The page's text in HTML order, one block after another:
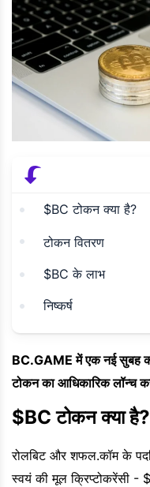
$BC टोकन क्या है?
टोकन वितरण
$BC के लाभ
निष्कर्ष
BC.GAME में एक नई सुबह
टोकन का आधिकारिक लॉन्च
$BC टोकन क्या है?
रोलबिट और शफल.कॉम के
स्वयं की मूल क्रिप्टोकरेंसी -